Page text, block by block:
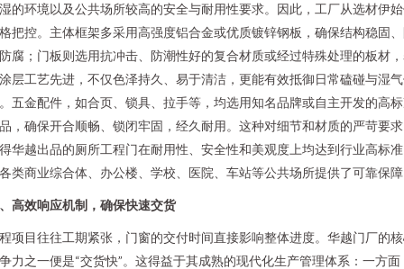
的环境以及公共场所较高的安全与耐用性要求。因此，工厂从选材伊
把控。主体框架多采用高强度铝合金或优质镀锌钢板，确保结构稳固
腐；门板则选用抗冲击、防潮性好的复合材质或经过特殊处理的板材
层工艺先进，不仅色泽持久、易于清洁，更能有效抵御日常磕碰与湿
五金配件，如合页、锁具、拉手等，均选用知名品牌或自主开发的高
，确保开合顺畅、锁闭牢固，经久耐用。这种对细节和材质的严苛要
华越出品的厕所工程门在耐用性、安全性和美观度上均达到行业高标
类商业综合体、办公楼、学校、医院、车站等公共场所提供了可靠保
高效响应机制，确保快速交货
项目往往工期紧张，门窗的交付时间直接影响整体进度。华越门厂的
力之一便是“交货快”。这得益于其成熟的现代化生产管理体系：一方面